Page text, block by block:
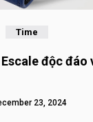
Time
độc đáo
23, 2024